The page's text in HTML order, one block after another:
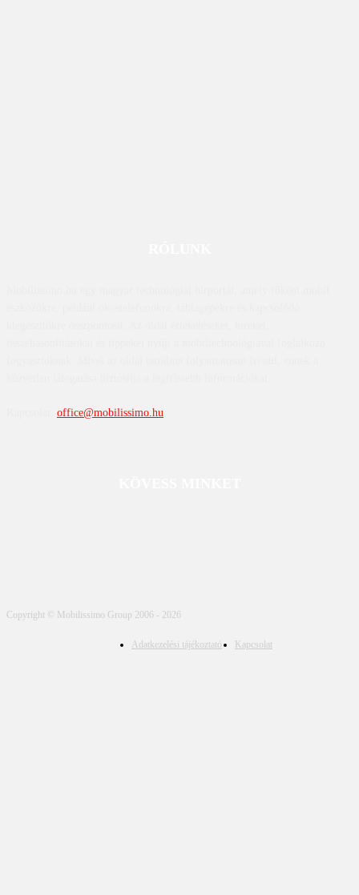
office@mobilissimo.hu
Copyright © Mobilissimo Group 2006 - 2026
Adatkezelési tájékoztató Kapcsolat